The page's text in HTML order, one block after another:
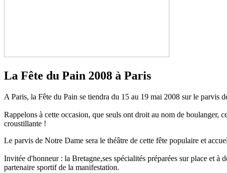
La Fête du Pain 2008 à Paris
A Paris, la Fête du Pain se tiendra du 15 au 19 mai 2008 sur le parvis
Rappelons à cette occasion, que seuls ont droit au nom de
croustillante !
Le parvis de Notre Dame sera le théâtre de cette fête populaire et
Invitée d'honneur : la Bretagne,ses spécialités préparées sur place et
partenaire sportif de la manifestation.